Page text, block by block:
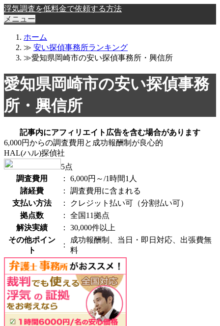
浮気調査を低料金で依頼する方法
メニュー
ホーム
≫ 安い探偵事務所ランキング
≫愛知県岡崎市の安い探偵事務所・興信所
愛知県岡崎市の安い探偵事務
所・興信所
記事内にアフィリエイト広告を含む場合があります
6,000円からの調査費用と成功報酬制が良心的
HAL(ハル)探偵社
5点
調査費用
：
6,000円～/1時間1人
諸経費
：
調査費用に含まれる
支払い方法
：
クレジット払い可（分割払い可）
拠点数
：
全国11拠点
解決実績
：
30,000件以上
その他ポイン
ト
：
成功報酬制、当日・即日対応、出張費無
料